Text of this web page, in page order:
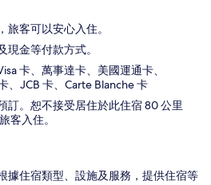
客可以安心入住。
現金等付款方式。
卡、萬事達卡、美國運通卡、
、JCB 卡、Carte Blanche 卡
訂。恕不接受居住於此住宿 80 公里
客入住。
據住宿類型、設施及服務，提供住宿等